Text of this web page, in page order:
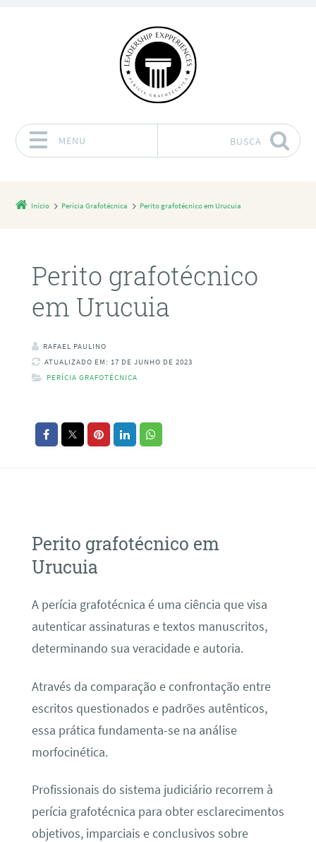
MENU BUSCA
Início Perícia Grafotécnica Perito grafotécnico em Urucuia
Perito grafotécnico
em Urucuia
RAFAEL PAULINO
ATUALIZADO EM: 17 DE JUNHO DE 2023
PERÍCIA GRAFOTÉCNICA
Perito grafotécnico em
Urucuia
A perícia grafotécnica é uma ciência que visa
autenticar assinaturas e textos manuscritos,
determinando sua veracidade e autoria.
Através da comparação e confrontação entre
escritos questionados e padrões autênticos,
essa prática fundamenta-se na análise
morfocinética.
Profissionais do sistema judiciário recorrem à
perícia grafotécnica para obter esclarecimentos
objetivos, imparciais e conclusivos sobre